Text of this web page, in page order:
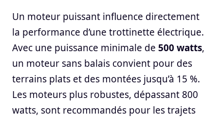
Un moteur puissant influence directement
la performance d’une trottinette électrique.
Avec une puissance minimale de 500 watts,
un moteur sans balais convient pour des
terrains plats et des montées jusqu’à 15 %.
Les moteurs plus robustes, dépassant 800
watts, sont recommandés pour les trajets